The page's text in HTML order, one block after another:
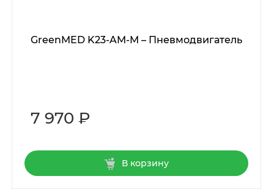
GreenMED K23-AM-M – Пневмодвигатель
7 970 ₽
В корзину